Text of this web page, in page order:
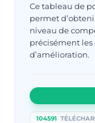
Ce tableau de
permet
niveau de
précisément
d’amélioration.
104591